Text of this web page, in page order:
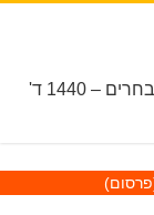
חדשות, מבזקי חדשות ומאמרים ממקורות נבחרים – 1440 ד'